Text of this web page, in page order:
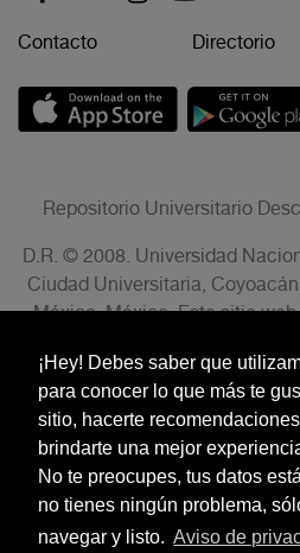
¡Hey! Debes saber que
para conocer lo que más te
sitio, hacerte
brindarte una mejor
No te preocupes, tus datos
no tienes ningún problema,
navegar y listo. Aviso de
Contacto Directorio
Repositorio Universitario
D.R. © 2008. Universidad
Ciudad Universitaria,
México, México. Este sitio
fines no lucrativos siempre
conformidad con el